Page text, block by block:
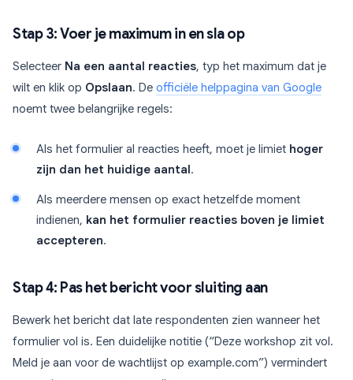
Stap 3: Voer je maximum in en sla op
Selecteer Na een aantal reacties, typ het maximum dat je
wilt en klik op Opslaan. De officiële helppagina van Google
noemt twee belangrijke regels:
Als het formulier al reacties heeft, moet je limiet hoger
zijn dan het huidige aantal.
Als meerdere mensen op exact hetzelfde moment
indienen, kan het formulier reacties boven je limiet
accepteren.
Stap 4: Pas het bericht voor sluiting aan
Bewerk het bericht dat late respondenten zien wanneer het
formulier vol is. Een duidelijke notitie (“Deze workshop zit vol.
Meld je aan voor de wachtlijst op example.com”) vermindert